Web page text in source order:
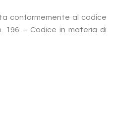
conformemente al codice
196 – Codice in materia di